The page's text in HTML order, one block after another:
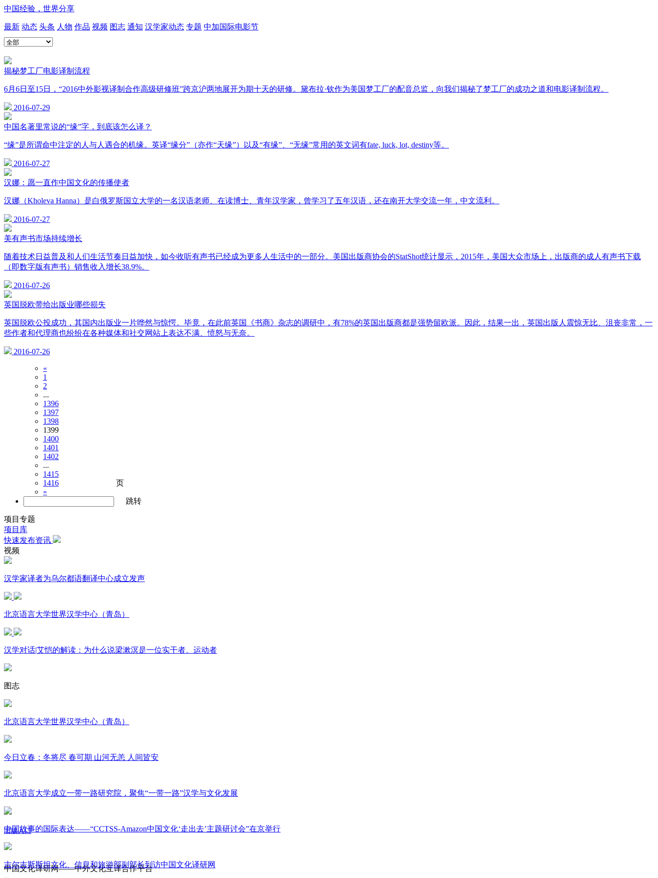
中国经验，世界分享
最新 动态 头条 人物 作品 视频 图志 通知 汉学家动态 专题 中加国际电影节
揭秘梦工厂电影译制流程
6月6日至15日，“2016中外影视译制合作高级研修班”跨京沪两地展开为期十天的研修。黛布拉·钦作为美国梦工厂的配音总监，向我们揭秘了梦工厂的成功之道和电影译制流程。
2016-07-29
中国名著里常说的“缘”字，到底该怎么译？
“缘”是所谓命中注定的人与人遇合的机缘。英译“缘分”（亦作“天缘”）以及“有缘”、“无缘”常用的英文词有fate, luck, lot, destiny等。
2016-07-27
汉娜：愿一直作中国文化的传播使者
汉娜（Kholeva Hanna）是白俄罗斯国立大学的一名汉语老师、在读博士、青年汉学家，曾学习了五年汉语，还在南开大学交流一年，中文流利。
2016-07-27
美有声书市场持续增长
随着技术日益普及和人们生活节奏日益加快，如今收听有声书已经成为更多人生活中的一部分。美国出版商协会的StatShot统计显示，2015年，美国大众市场上，出版商的成人有声书下载
（即数字版有声书）销售收入增长38.9%。
2016-07-26
英国脱欧带给出版业哪些损失
英国脱欧公投成功，其国内出版业一片哗然与惊愕。毕竟，在此前英国《书商》杂志的调研中，有78%的英国出版商都是强势留欧派。因此，结果一出，英国出版人震惊无比、沮丧非常，一
些作者和代理商也纷纷在各种媒体和社交网站上表达不满、愤怒与无奈。
2016-07-26
«
1
2
...
1396
1397
1398
1399
1400
1401
1402
...
1415
1416
»
页
跳转
项目专题
项目库
快速发布资讯
视频
汉学家译者为乌尔都语翻译中心成立发声
北京语言大学世界汉学中心（青岛）
汉学对话|艾恺的解读：为什么说梁漱溟是一位实干者、运动者
图志
北京语言大学世界汉学中心（青岛）
今日立春：冬将尽 春可期 山河无恙 人间皆安
北京语言大学成立一带一路研究院，聚焦“一带一路”汉学与文化发展
中国故事的国际表达——“CCTSS-Amazon中国文化‘走出去’主题研讨会”在京举行
吉尔吉斯斯坦文化、信息和旅游部副部长到访中国文化译研网
旧版入口
关于我们
中国文化译研网——中外文化互译合作平台